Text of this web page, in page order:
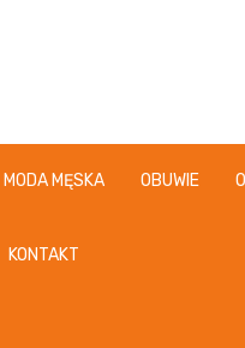
MODA MĘSKA OBUWIE
KONTAKT